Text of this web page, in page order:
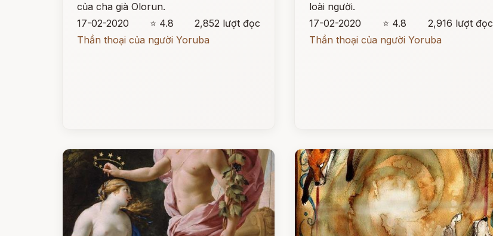
của cha già Olorun.
17-02-2020
⭐ 4.8
2,852 lượt đọc
Thần thoại của người Yoruba
loài người.
17-02-2020
⭐ 4.8
2,916 lượt đọc
Thần thoại của người Yoruba